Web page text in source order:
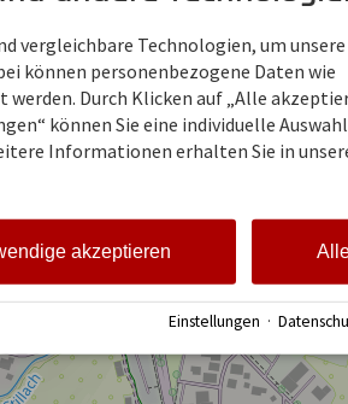
vergleichbare Technologien, um
können personenbezogene Daten wie
Durch Klicken auf „Alle
können Sie eine individuelle
Informationen erhalten Sie in
akzeptieren
Einstellungen ·